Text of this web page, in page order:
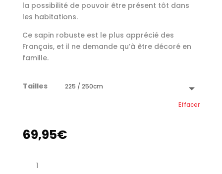
la possibilité de pouvoir être présent tôt dans
les habitations.
Ce sapin robuste est le plus apprécié des
Français, et il ne demande qu’à être décoré en
famille.
Tailles
Effacer
69,95€